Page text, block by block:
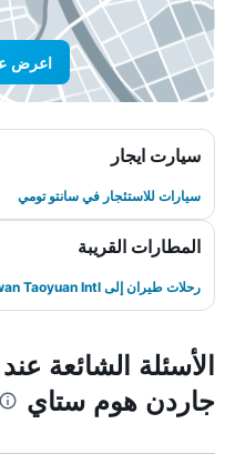
اعرض
سيارت ايجار
سيارات للاستئجار في سانتو تومي
المطارات القريبة
رحلات طيران إلى Taiwan Taoyuan Intl
الأسئلة الشائعة
جاردن هوم ستاي